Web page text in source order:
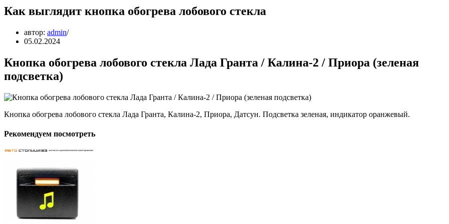
Как выглядит кнопка обогрева лобового стекла
автор: admin
05.02.2024
Кнопка обогрева лобового стекла Лада Гранта / Калина-2 / Приора (зеленая
подсветка)
Кнопка обогрева лобового стекла Лада Гранта, Калина-2, Приора, Датсун. Подсветка зеленая, индикатор оранжевый.
Рекомендуем посмотреть